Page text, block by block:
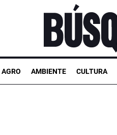
AGRO AMBIENTE CULTURA